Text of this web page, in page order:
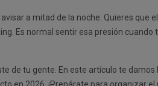
a mitad de la noche. Quieres que
Es normal sentir esa presión cuando
de tu gente. En este artículo te damos